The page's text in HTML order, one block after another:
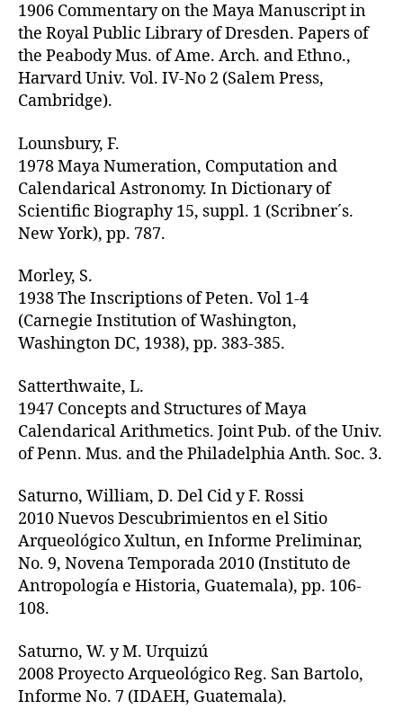
1906 Commentary on the Maya Manuscript in
the Royal Public Library of Dresden. Papers of
the Peabody Mus. of Ame. Arch. and Ethno.,
Harvard Univ. Vol. IV-No 2 (Salem Press,
Cambridge).
Lounsbury, F.
1978 Maya Numeration, Computation and
Calendarical Astronomy. In Dictionary of
Scientific Biography 15, suppl. 1 (Scribner´s.
New York), pp. 787.
Morley, S.
1938 The Inscriptions of Peten. Vol 1-4
(Carnegie Institution of Washington,
Washington DC, 1938), pp. 383-385.
Satterthwaite, L.
1947 Concepts and Structures of Maya
Calendarical Arithmetics. Joint Pub. of the Univ.
of Penn. Mus. and the Philadelphia Anth. Soc. 3.
Saturno, William, D. Del Cid y F. Rossi
2010 Nuevos Descubrimientos en el Sitio
Arqueológico Xultun, en Informe Preliminar,
No. 9, Novena Temporada 2010 (Instituto de
Antropología e Historia, Guatemala), pp. 106-
108.
Saturno, W. y M. Urquizú
2008 Proyecto Arqueológico Reg. San Bartolo,
Informe No. 7 (IDAEH, Guatemala).